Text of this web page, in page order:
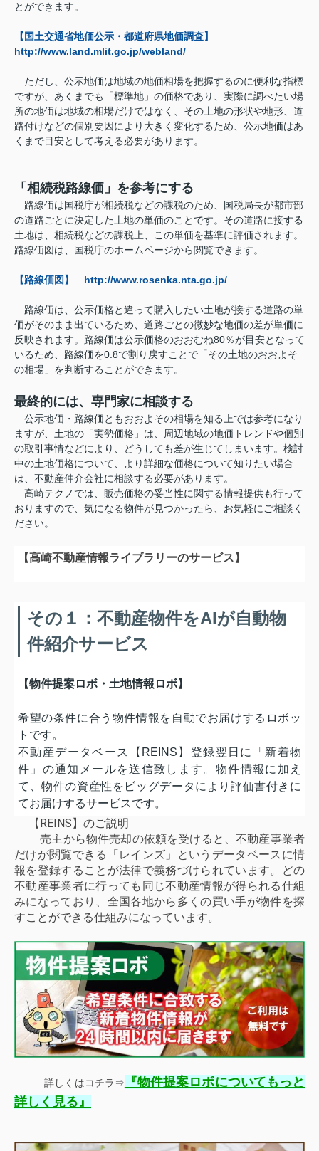
とができます。
【国土交通省地価公示・都道府県地価調査】
http://www.land.mlit.go.jp/webland/
ただし、公示地価は地域の地価相場を把握するのに便利な指標
ですが、あくまでも「標準地」の価格であり、実際に調べたい場
所の地価は地域の相場だけではなく、その土地の形状や地形、道
路付けなどの個別要因により大きく変化するため、公示地価はあ
くまで目安として考える必要があります。
「相続税路線価」を参考にする
路線価は国税庁が相続税などの課税のため、国税局長が都市部
の道路ごとに決定した土地の単価のことです。その道路に接する
土地は、相続税などの課税上、この単価を基準に評価されます。
路線価図は、国税庁のホームページから閲覧できます。
【路線価図】 http://www.rosenka.nta.go.jp/
路線価は、公示価格と違って購入したい土地が接する道路の単
価がそのまま出ているため、道路ごとの微妙な地価の差が単価に
反映されます。路線価は公示価格のおおむね80％が目安となって
いるため、路線価を0.8で割り戻すことで「その土地のおおよそ
の相場」を判断することができます。
最終的には、専門家に相談する
公示地価・路線価ともおおよその相場を知る上では参考になり
ますが、土地の「実勢価格」は、周辺地域の地価トレンドや個別
の取引事情などにより、どうしても差が生じてしまいます。検討
中の土地価格について、より詳細な価格について知りたい場合
は、不動産仲介会社に相談する必要があります。
高崎テクノでは、販売価格の妥当性に関する情報提供も行って
おりますので、気になる物件が見つかったら、お気軽にご相談く
ださい。
【高崎不動産情報ライブラリーのサービス】
その１：不動産物件をAIが自動物
件紹介サービス
【物件提案ロボ・土地情報ロボ】
希望の条件に合う物件情報を自動でお届けするロボッ
トです。
不動産データベース【REINS】登録翌日に「新着物
件」の通知メールを送信致します。物件情報に加え
て、物件の資産性をビッグデータにより評価書付きに
てお届けするサービスです。
【REINS】のご説明
売主から物件売却の依頼を受けると、不動産事業者
だけが閲覧できる「レインズ」というデータベースに情
報を登録することが法律で義務づけられています。どの
不動産事業者に行っても同じ不動産情報が得られる仕組
みになっており、全国各地から多くの買い手が物件を探
すことができる仕組みになっています。
詳しくはコチラ⇒ 『物件提案ロボについてもっと
詳しく見る 』